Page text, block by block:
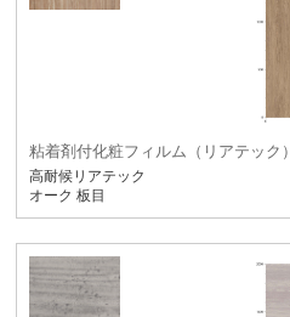
粘着剤付化粧フィルム（リアテック）
高耐候リアテック
オーク 板目